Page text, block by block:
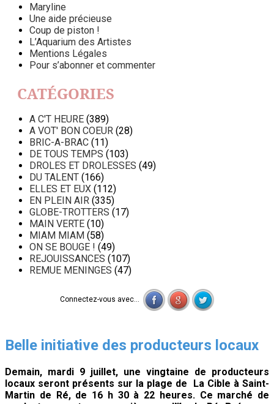
Maryline
Une aide précieuse
Coup de piston !
L’Aquarium des Artistes
Mentions Légales
Pour s’abonner et commenter
CATÉGORIES
A C'T HEURE (389)
A VOT' BON COEUR (28)
BRIC-A-BRAC (11)
DE TOUS TEMPS (103)
DROLES ET DROLESSES (49)
DU TALENT (166)
ELLES ET EUX (112)
EN PLEIN AIR (335)
GLOBE-TROTTERS (17)
MAIN VERTE (10)
MIAM MIAM (58)
ON SE BOUGE ! (49)
REJOUISSANCES (107)
REMUE MENINGES (47)
Connectez-vous avec...
Belle initiative des producteurs locaux
Demain, mardi 9 juillet, une vingtaine de producteurs
locaux seront présents sur la plage de La Cible à Saint-
Martin de Ré, de 16 h 30 à 22 heures. Ce marché de